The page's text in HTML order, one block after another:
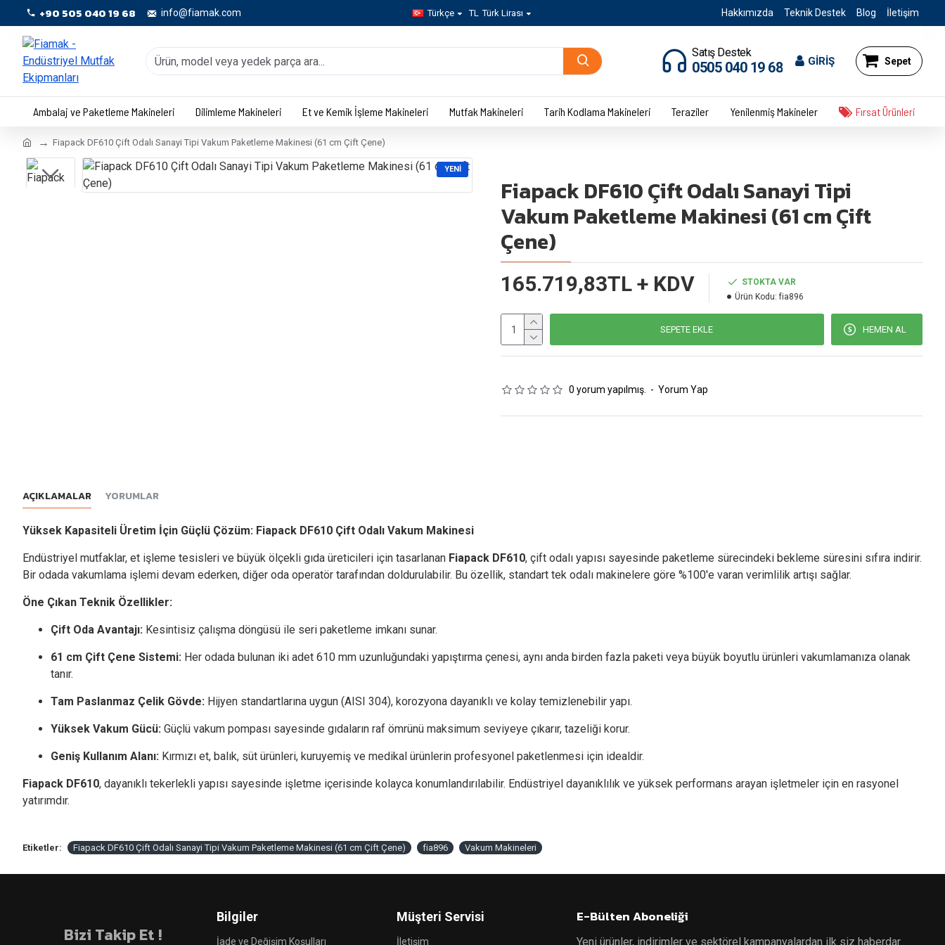
+90 505 040 19 68 info@fiamak.com Türkçe TL Türk Lirası Hakkımızda Teknik Destek Blog İletişim
0505 040 19 68
Satış Destek
GİRİŞ Sepet
Ambalaj ve Paketleme Makineleri Dilimleme Makineleri Et ve Kemik İşleme Makineleri Mutfak Makineleri Tarih Kodlama Makineleri Teraziler Yenilenmiş Makineler Fırsat Ürünleri
Fiapack DF610 Çift Odalı Sanayi Tipi Vakum Paketleme Makinesi (61 cm Çift Çene)
YENI
Fiapack DF610 Çift Odalı Sanayi Tipi
Vakum Paketleme Makinesi (61 cm Çift
Çene)
0 yorum yapılmış. - Yorum Yap
165.719,83TL + KDV
STOKTA VAR
Ürün Kodu: fia896
SEPETE EKLE HEMEN AL
AÇIKLAMALAR YORUMLAR
Yüksek Kapasiteli Üretim İçin Güçlü Çözüm: Fiapack DF610 Çift Odalı Vakum Makinesi
Endüstriyel mutfaklar, et işleme tesisleri ve büyük ölçekli gıda üreticileri için tasarlanan Fiapack DF610, çift odalı yapısı sayesinde paketleme sürecindeki bekleme süresini sıfıra indirir.
Bir odada vakumlama işlemi devam ederken, diğer oda operatör tarafından doldurulabilir. Bu özellik, standart tek odalı makinelere göre %100'e varan verimlilik artışı sağlar.
Öne Çıkan Teknik Özellikler:
Çift Oda Avantajı: Kesintisiz çalışma döngüsü ile seri paketleme imkanı sunar.
61 cm Çift Çene Sistemi: Her odada bulunan iki adet 610 mm uzunluğundaki yapıştırma çenesi, aynı anda birden fazla paketi veya büyük boyutlu ürünleri vakumlamanıza olanak
tanır.
Tam Paslanmaz Çelik Gövde: Hijyen standartlarına uygun (AISI 304), korozyona dayanıklı ve kolay temizlenebilir yapı.
Yüksek Vakum Gücü: Güçlü vakum pompası sayesinde gıdaların raf ömrünü maksimum seviyeye çıkarır, tazeliği korur.
Geniş Kullanım Alanı: Kırmızı et, balık, süt ürünleri, kuruyemiş ve medikal ürünlerin profesyonel paketlenmesi için idealdir.
Fiapack DF610, dayanıklı tekerlekli yapısı sayesinde işletme içerisinde kolayca konumlandırılabilir. Endüstriyel dayanıklılık ve yüksek performans arayan işletmeler için en rasyonel
yatırımdır.
Etiketler: Fiapack DF610 Çift Odalı Sanayi Tipi Vakum Paketleme Makinesi (61 cm Çift Çene) fia896 Vakum Makineleri
Bizi Takip Et !
Bilgiler
İade ve Değişim Koşulları
Müşteri Servisi
İletişim
E-Bülten Aboneliği
Yeni ürünler, indirimler ve sektörel kampanyalardan ilk siz haberdar